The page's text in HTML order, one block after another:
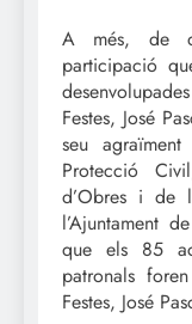
A més, de
participació
Festes, José
seu
Protecció
d’Obres i de
l’Ajuntament
que els 85
patronals
Festes, José